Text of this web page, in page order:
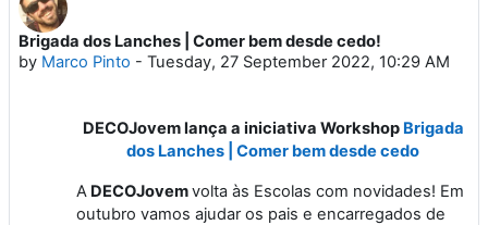
Brigada dos Lanches | Comer bem desde cedo!
by Marco Pinto - Tuesday, 27 September 2022, 10:29 AM
Number of replies: 0
DECOJovem lança a iniciativa Workshop Brigada
dos Lanches | Comer bem desde cedo
A DECOJovemvolta às Escolas com novidades! Em
outubro vamos ajudar os pais e encarregados de